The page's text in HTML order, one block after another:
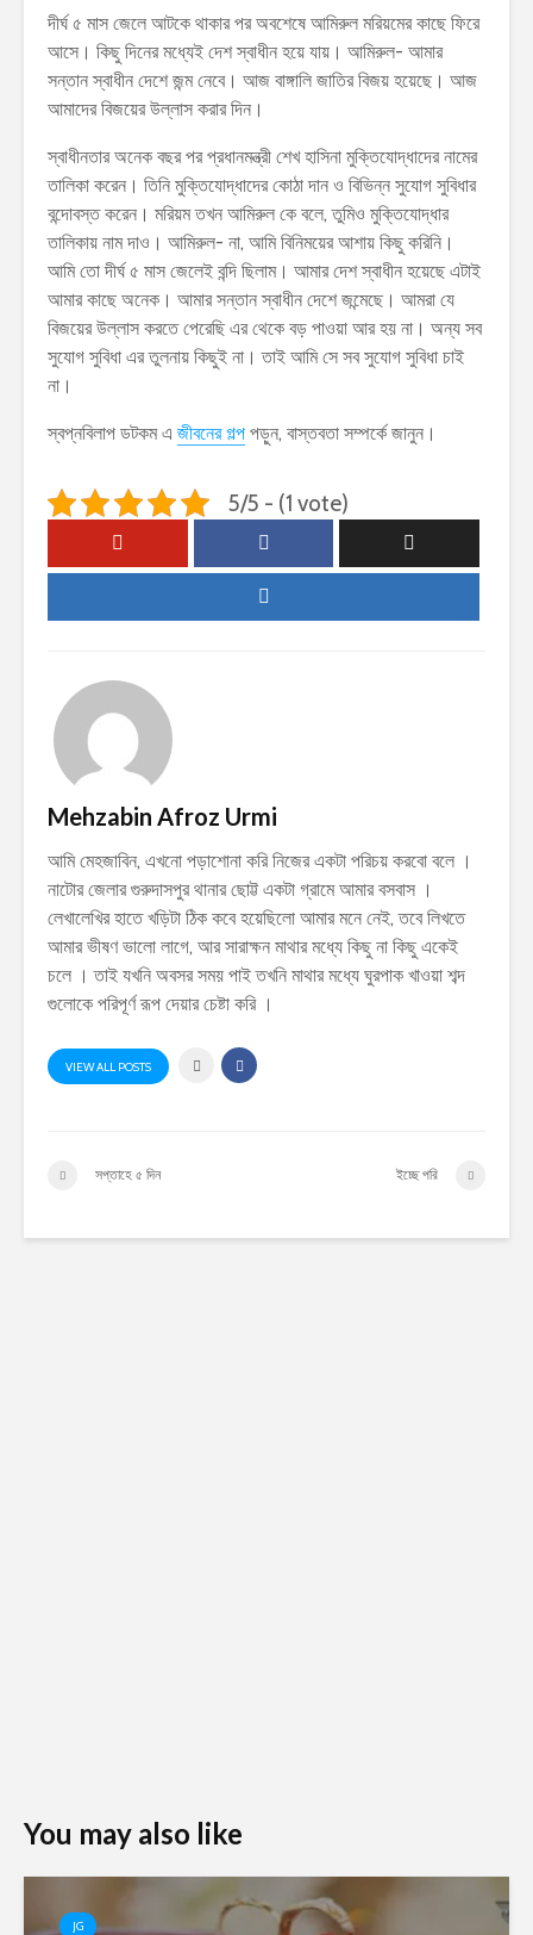
দীর্ঘ ৫ মাস জেলে আটকে থাকার পর অবশেষে আমিরুল মরিয়মের কাছে ফিরে
আসে। কিছু দিনের মধ্যেই দেশ স্বাধীন হয়ে যায়। আমিরুল- আমার
সন্তান স্বাধীন দেশে জন্ম নেবে। আজ বাঙ্গালি জাতির বিজয় হয়েছে। আজ
আমাদের বিজয়ের উল্লাস করার দিন।
স্বাধীনতার অনেক বছর পর প্রধানমন্ত্রী শেখ হাসিনা মুক্তিযোদ্ধাদের নামের
তালিকা করেন। তিনি মুক্তিযোদ্ধাদের কোঠা দান ও বিভিন্ন সুযোগ সুবিধার
বন্দোবস্ত করেন। মরিয়ম তখন আমিরুল কে বলে, তুমিও মুক্তিযোদ্ধার
তালিকায় নাম দাও। আমিরুল- না, আমি বিনিময়ের আশায় কিছু করিনি।
আমি তো দীর্ঘ ৫ মাস জেলেই বন্দি ছিলাম। আমার দেশ স্বাধীন হয়েছে এটাই
আমার কাছে অনেক। আমার সন্তান স্বাধীন দেশে জন্মেছে। আমরা যে
বিজয়ের উল্লাস করতে পেরেছি এর থেকে বড় পাওয়া আর হয় না। অন্য সব
সুযোগ সুবিধা এর তুলনায় কিছুই না। তাই আমি সে সব সুযোগ সুবিধা চাই
না।
স্বপ্নবিলাপ ডটকম এ জীবনের গল্প পড়ুন, বাস্তবতা সম্পর্কে জানুন।
5/5 - (1 vote)
Mehzabin Afroz Urmi
আমি মেহজাবিন, এখনো পড়াশোনা করি নিজের একটা পরিচয় করবো বলে ।
নাটোর জেলার গুরুদাসপুর থানার ছোট্ট একটা গ্রামে আমার বসবাস ।
লেখালেখির হাতে খড়িটা ঠিক কবে হয়েছিলো আমার মনে নেই, তবে লিখতে
আমার ভীষণ ভালো লাগে, আর সারাক্ষন মাথার মধ্যে কিছু না কিছু একেই
চলে । তাই যখনি অবসর সময় পাই তখনি মাথার মধ্যে ঘুরপাক খাওয়া শব্দ
গুলোকে পরিপূর্ণ রূপ দেয়ার চেষ্টা করি ।
VIEW ALL POSTS
সপ্তাহে ৫ দিন ইচ্ছে পরি
You may also like
JG